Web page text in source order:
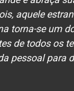
aquele
torna-se um
de todos os
pessoal para